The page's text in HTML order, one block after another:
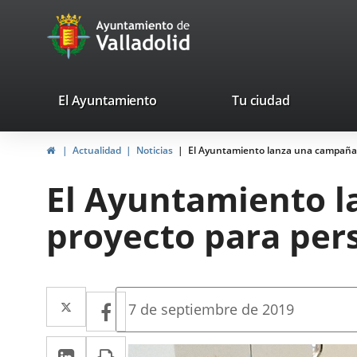
Portal
Web
Ayuntamiento
de
valladolid.es
El Ayuntamiento Tu ciudad
InicioActualidad Noticias El Ayuntamiento lanza una
El Ayuntamiento
proyecto para
Twitter
Enlace
a
Facebook
Enlace
a
LinkedIn
EnlaceImprimir
Fecha
la
noticia
7 de septiembre de 2019